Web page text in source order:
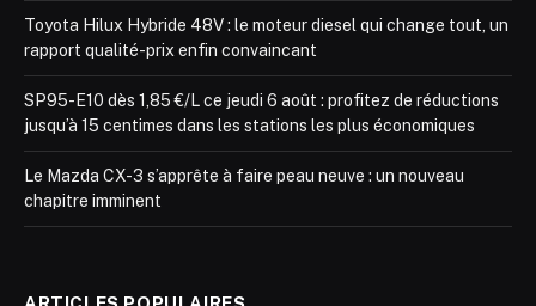
Toyota Hilux Hybride 48V : le moteur diesel qui change tout, un
rapport qualité-prix enfin convaincant
SP95-E10 dès 1,85 €/L ce jeudi 6 août : profitez de réductions
jusqu’à 15 centimes dans les stations les plus économiques
Le Mazda CX-3 s’apprête à faire peau neuve : un nouveau
chapitre imminent